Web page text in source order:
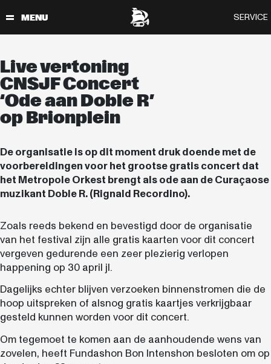
Live vertoning
CNSJF Concert
‘Ode aan Doble R’
op Brionplein
De organisatie is op dit moment druk doende met de
voorbereidingen voor het grootse gratis concert dat
het Metropole Orkest brengt als ode aan de Curaçaose
muzikant Doble R. (Rignald Recordino).
Zoals reeds bekend en bevestigd door de organisatie
van het festival zijn alle gratis kaarten voor dit concert
vergeven gedurende een zeer plezierig verlopen
happening op 30 april jl.
Dagelijks echter blijven verzoeken binnenstromen die de
hoop uitspreken of alsnog gratis kaartjes verkrijgbaar
gesteld kunnen worden voor dit concert.
Om tegemoet te komen aan de aanhoudende wens van
zovelen, heeft Fundashon Bon Intenshon besloten om op